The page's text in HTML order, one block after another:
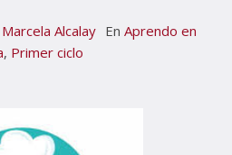
Marcela Alcalay En Aprendo en
, Primer ciclo